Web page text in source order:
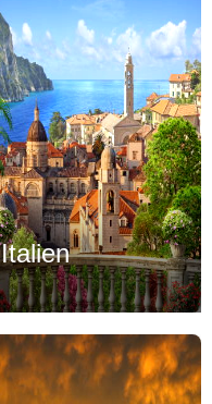
Italien